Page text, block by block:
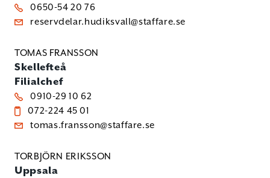
0650-54 20 76
reservdelar.hudiksvall@staffare.se
TOMAS FRANSSON
Skellefteå
Filialchef
0910-29 10 62
072-224 45 01
tomas.fransson@staffare.se
TORBJÖRN ERIKSSON
Uppsala